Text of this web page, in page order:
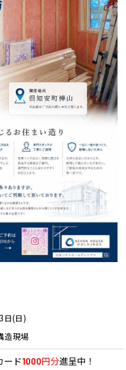
日(日)
造現場
ード1000円分進呈中！